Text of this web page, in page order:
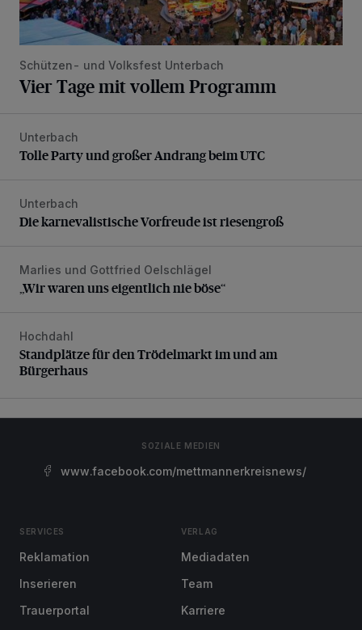
Schützen- und Volksfest Unterbach
Vier Tage mit vollem Programm
Tolle Party und großer Andrang beim UTC
Unterbach
Tolle Party und großer Andrang beim UTC
Die karnevalistische Vorfreude ist riesengroß
Unterbach
Die karnevalistische Vorfreude ist riesengroß
„Wir waren uns eigentlich nie böse“
Marlies und Gottfried Oelschlägel
„Wir waren uns eigentlich nie böse“
Standplätze für den Trödelmarkt im und am Bürgerhaus
Hochdahl
Standplätze für den Trödelmarkt im und am
Bürgerhaus
SOZIALE MEDIEN
www.facebook.com/mettmannerkreisnews/
SERVICES
Reklamation
Inserieren
Trauerportal
VERLAG
Mediadaten
Team
Karriere